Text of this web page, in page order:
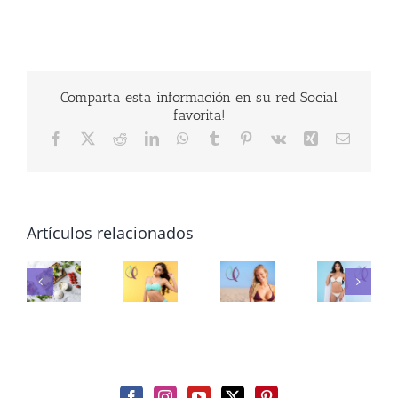
Comparta esta información en su red Social
favorita!
Facebook RedditLinkedInWhatsApp
Tumblr Pinterest
Vk Xing Correo
Artículos relacionados
Encapsulamiento
mamario:
causas,
¿Cuanto